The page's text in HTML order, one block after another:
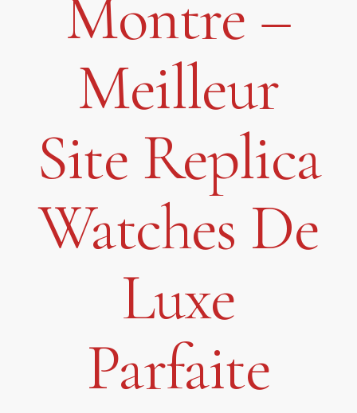
Montre –
Meilleur
Site Replica
Watches De
Luxe
Parfaite